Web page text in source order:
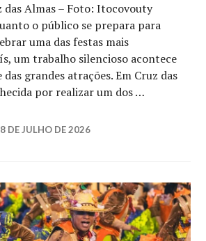
das Almas – Foto: Itocovouty
o público se prepara para
uma das festas mais
um trabalho silencioso acontece
grandes atrações. Em Cruz das
por realizar um dos …
bastidores do São João: a
DE JULHO DE 2026